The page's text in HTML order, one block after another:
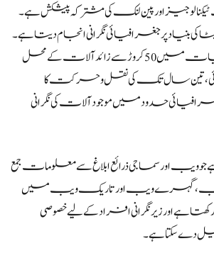
اور پین لنک کی مشترکہ پیشکش ہے۔
بنیاد پر جغرافیائی نگرانی انجام دیتا ہے۔
اس کی نمایاں خصوصیات میں 50 کروڑ سے زائد آلات کے محل
تین سال تک کی نقل و حرکت کا
حدود میں موجود آلات کی نگرانی
جو ویب اور سماجی ذرائع ابلاغ سے معلومات جمع
ویب، گہرے ویب اور تاریک ویب میں
اور زیر نگرانی افراد کے لیے خصوصی
دے سکتا ہے۔